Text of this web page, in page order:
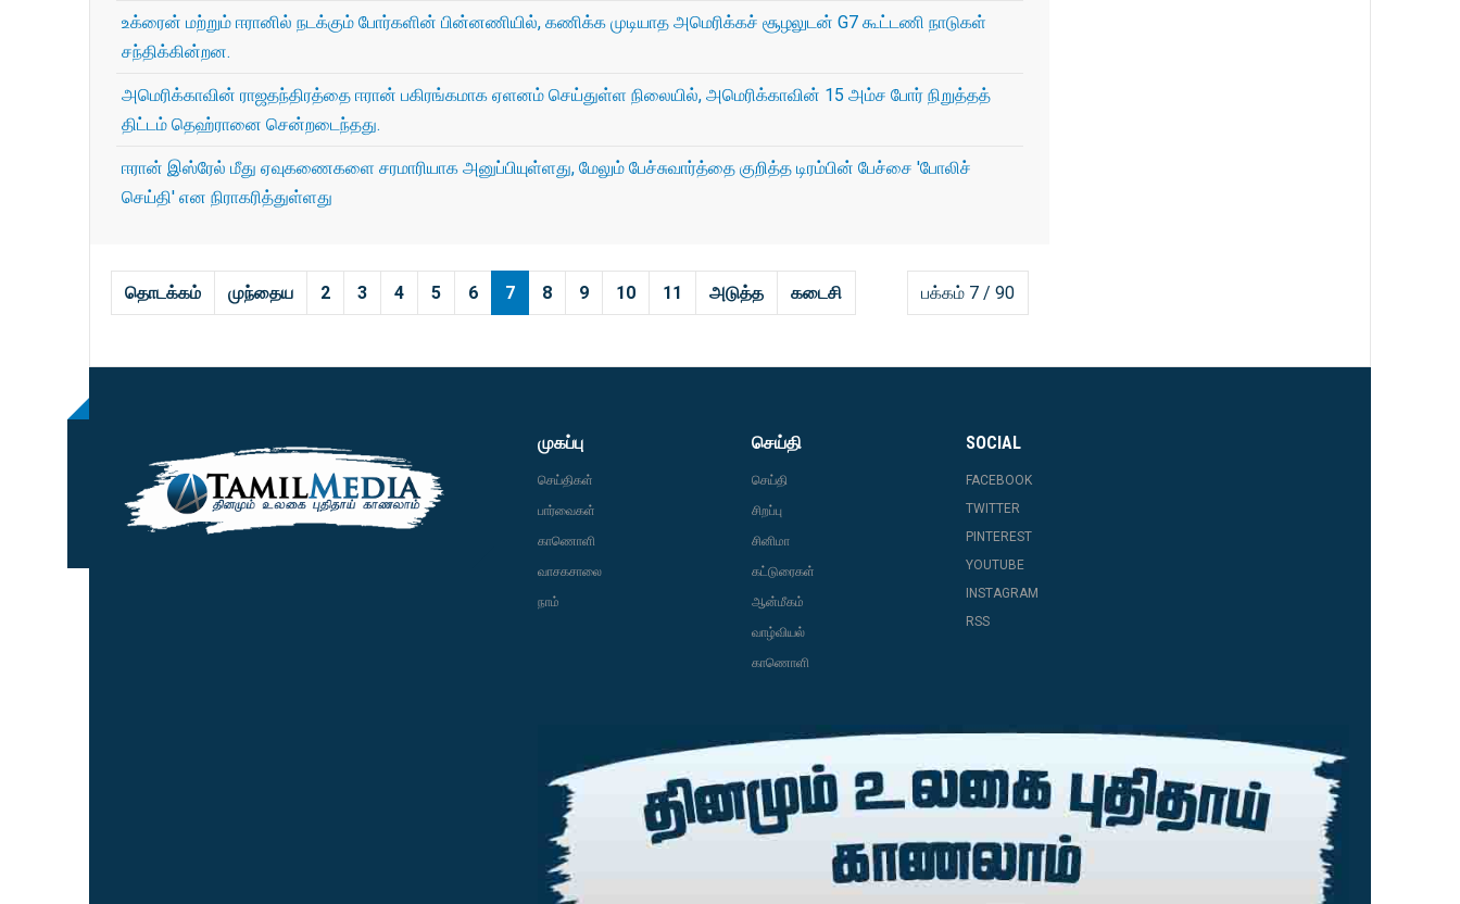
உக்ரைன் மற்றும் ஈரானில் நடக்கும் போர்களின் பின்னணியில், கணிக்க முடியாத அமெரிக்கச் சூழலுடன் G7 கூட்டணி நாடுகள்
சந்திக்கின்றன.
அமெரிக்காவின் ராஜதந்திரத்தை ஈரான் பகிரங்கமாக ஏளனம் செய்துள்ள நிலையில், அமெரிக்காவின் 15 அம்ச போர் நிறுத்தத்
திட்டம் தெஹ்ரானை சென்றடைந்தது.
ஈரான் இஸ்ரேல் மீது ஏவுகணைகளை சரமாரியாக அனுப்பியுள்ளது, மேலும் பேச்சுவார்த்தை குறித்த டிரம்பின் பேச்சை 'போலிச்
செய்தி' என நிராகரித்துள்ளது
பக்கம் 7 / 90
தொடக்கம் முந்தைய 2 3 4 5 6 7 8 9 10 11 அடுத்த கடைசி
முகப்பு
செய்திகள்
பார்வைகள்
காணொளி
வாசகசாலை
நாம்
செய்தி
செய்தி
சிறப்பு
சினிமா
கட்டுரைகள்
ஆன்மீகம்
வாழ்வியல்
காணொளி
SOCIAL
FACEBOOK
TWITTER
PINTEREST
YOUTUBE
INSTAGRAM
RSS